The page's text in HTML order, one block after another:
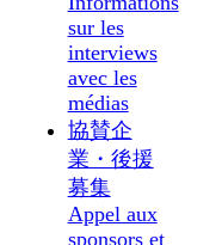
sur les
interviews
avec les
médias
協賛企
業・後援
募集
Appel aux
sponsors et